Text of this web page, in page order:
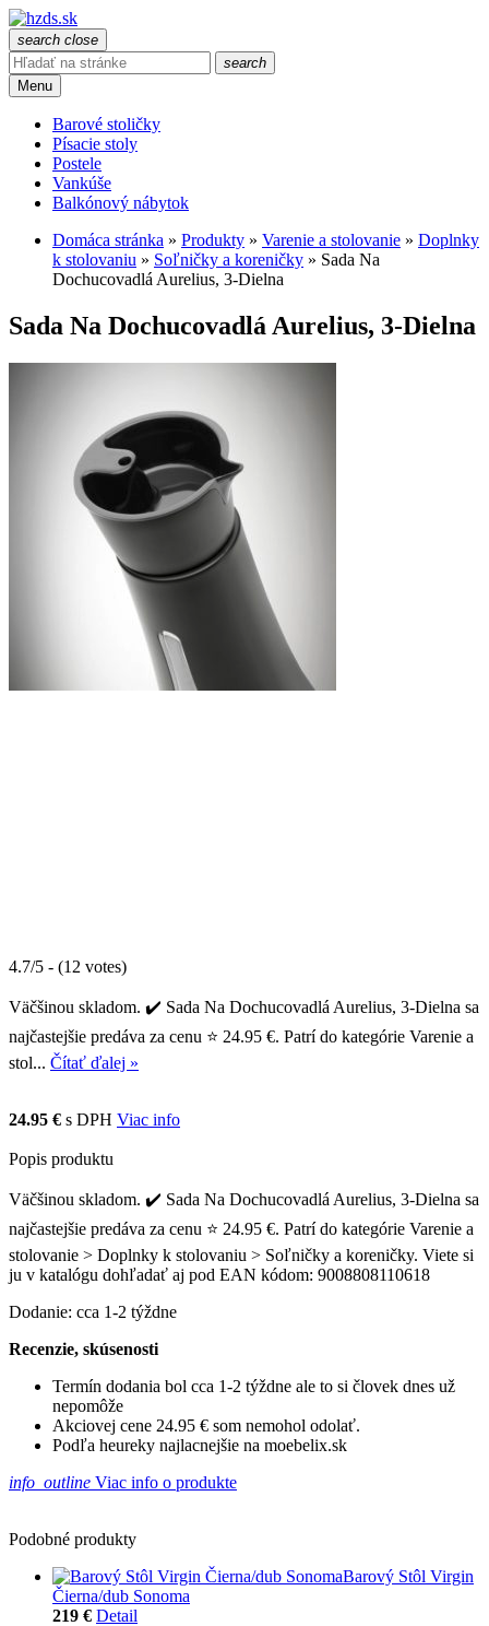
search close
search
Menu
Barové stoličky
Písacie stoly
Postele
Vankúše
Balkónový nábytok
Domáca stránka » Produkty » Varenie a stolovanie » Doplnky
k stolovaniu » Soľničky a koreničky » Sada Na
Dochucovadlá Aurelius, 3-Dielna
Sada Na Dochucovadlá Aurelius, 3-Dielna
4.7/5 - (12 votes)
Väčšinou skladom. ✔️ Sada Na Dochucovadlá Aurelius, 3-Dielna sa
najčastejšie predáva za cenu ⭐ 24.95 €. Patrí do kategórie Varenie a
stol... Čítať ďalej »
24.95 € s DPH Viac info
Popis produktu
Väčšinou skladom. ✔️ Sada Na Dochucovadlá Aurelius, 3-Dielna sa
najčastejšie predáva za cenu ⭐ 24.95 €. Patrí do kategórie Varenie a
stolovanie > Doplnky k stolovaniu > Soľničky a koreničky. Viete si
ju v katalógu dohľadať aj pod EAN kódom: 9008808110618
Dodanie: cca 1-2 týždne
Recenzie, skúsenosti
Termín dodania bol cca 1-2 týždne ale to si človek dnes už
nepomôže
Akciovej cene 24.95 € som nemohol odolať.
Podľa heureky najlacnejšie na moebelix.sk
info_outline Viac info o produkte
Podobné produkty
Barový Stôl Virgin
Čierna/dub Sonoma
219 € Detail